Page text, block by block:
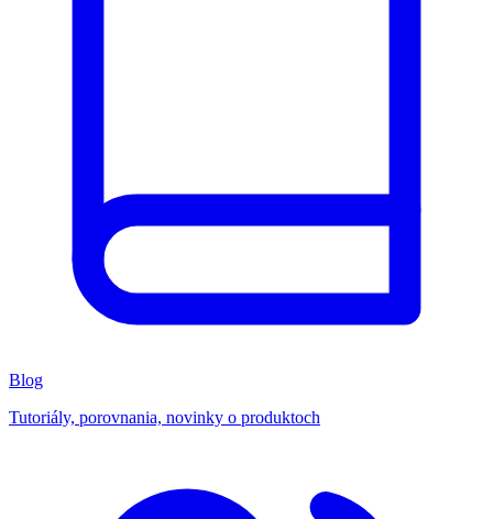
Blog
Tutoriály, porovnania, novinky o produktoch